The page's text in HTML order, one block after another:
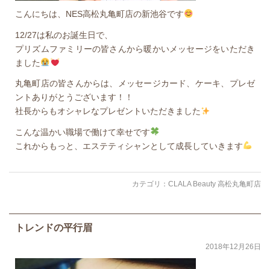
こんにちは、NES高松丸亀町店の新池谷です
12/27は私のお誕生日で、
プリズムファミリーの皆さんから暖かいメッセージをいただき
ました
丸亀町店の皆さんからは、メッセージカード、ケーキ、プレゼ
ントありがとうございます！！
社長からもオシャレなプレゼントいただきました
こんな温かい職場で働けて幸せです
これからもっと、エステティシャンとして成長していきます
カテゴリ： CLALA Beauty 高松丸亀町店
トレンドの平行眉
2018年12月26日